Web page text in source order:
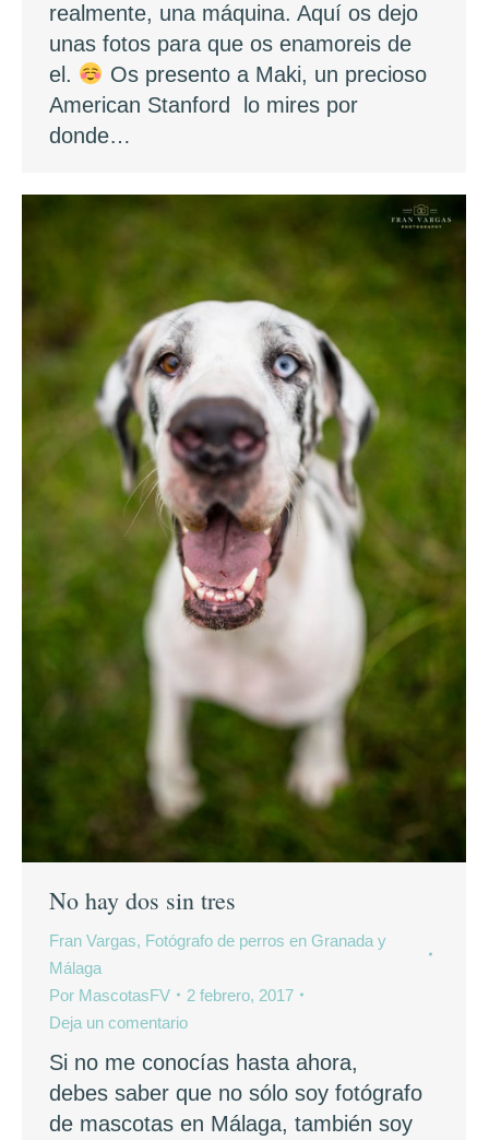
realmente, una máquina. Aquí os dejo
unas fotos para que os enamoreis de
el.
Os presento a Maki, un precioso
American Stanford lo mires por
donde…
No hay dos sin tres
Fran Vargas, Fotógrafo de perros en Granada y
Málaga
Por MascotasFV
2 febrero, 2017
Deja un comentario
Si no me conocías hasta ahora,
debes saber que no sólo soy fotógrafo
de mascotas en Málaga, también soy